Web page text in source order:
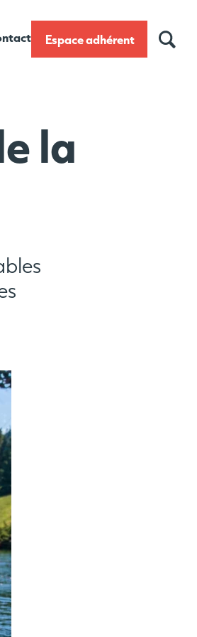
Espace adhérent
la